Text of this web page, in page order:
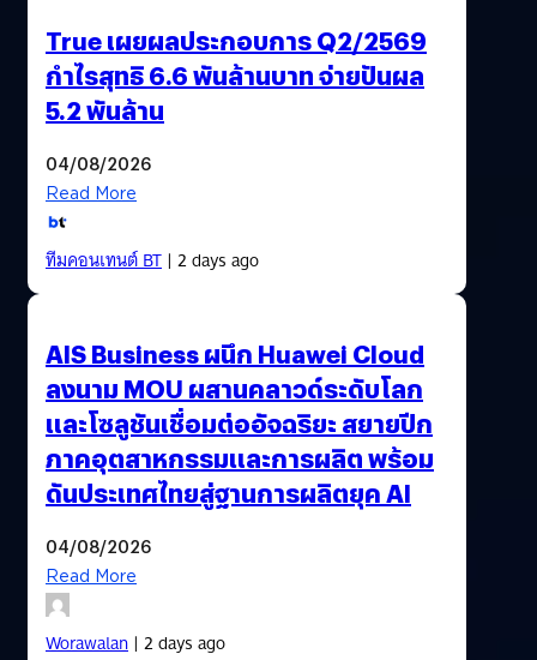
True เผยผลประกอบการ Q2/2569
กำไรสุทธิ 6.6 พันล้านบาท จ่ายปันผล
5.2 พันล้าน
04/08/2026
Read More
ทีมคอนเทนต์ BT| 2 days ago
AIS Business ผนึก Huawei Cloud
ลงนาม MOU ผสานคลาวด์ระดับโลก
และโซลูชันเชื่อมต่ออัจฉริยะ สยายปีก
ภาคอุตสาหกรรมและการผลิต พร้อม
ดันประเทศไทยสู่ฐานการผลิตยุค AI
04/08/2026
Read More
Worawalan| 2 days ago